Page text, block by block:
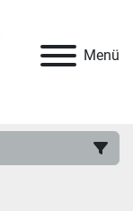
Menü